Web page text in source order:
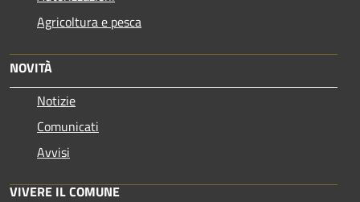
Agricoltura e pesca
NOVITÀ
Notizie
Comunicati
Avvisi
VIVERE IL COMUNE